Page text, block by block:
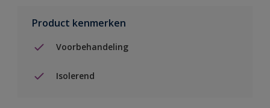
Product kenmerken
Voorbehandeling
Isolerend